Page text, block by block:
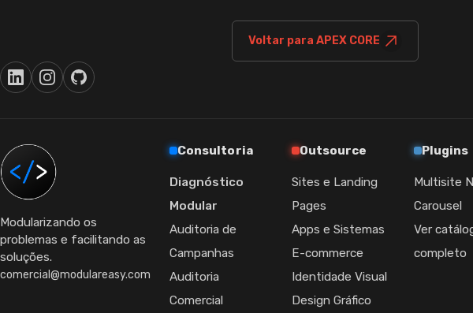
Voltar para APEX CORE
Modularizando os
problemas e facilitando as
soluções.
comercial@modulareasy.com
Consultoria
Diagnóstico
Modular
Auditoria de
Campanhas
Auditoria
Comercial
Outsource
Sites e Landing
Pages
Apps e Sistemas
E-commerce
Identidade Visual
Design Gráfico
Plugins
Multisite
Carousel
Ver
completo